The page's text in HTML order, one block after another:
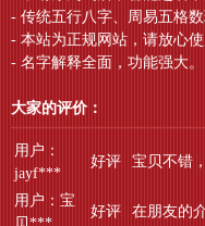
- 传统五行八字、周易五格
- 本站为正规网站，请放心使
- 名字解释全面，功能强大。
大家的评价：
用户：
jayf***
好评 宝贝不错
用户：宝
好评 在朋友的